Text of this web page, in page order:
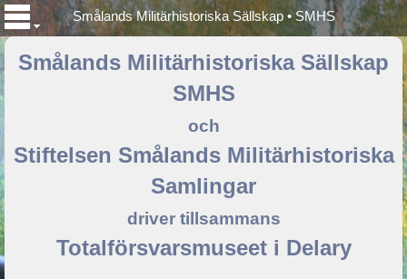
Smålands Militärhistoriska Sällskap • SMHS
Smålands Militärhistoriska Sällskap
SMHS
och
Stiftelsen Smålands Militärhistoriska
Samlingar
driver tillsammans
Totalförsvarsmuseet i Delary